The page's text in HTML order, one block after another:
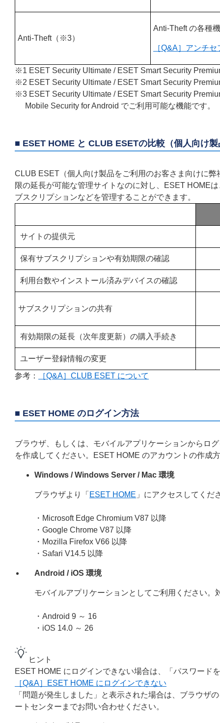
Anti-Theft（※3）
Anti-Theft の各種
［Q&A］アンチ
※1 ESET Security Ultimate / ESET Smart Security
※2 ESET Security Ultimate / ESET Smart Security
※3 ESET Security Ultimate / ESET Smart Security
Mobile Security for Android でご利用可能な機能です。
■ ESET HOME と CLUB ESETの比較（個人向け製
CLUB ESET（個人向け製品をご利用のお客さま向けに
限の延長が可能な管理サイトなのに対し、ESET HOME
ブスクリプションなどを管理することができます。
サイトの提供元
保有サブスクリプションや有効期限の確認
利用台数やインストール済みデバイスの確認
サブスクリプションの共有
有効期限の延長（次年度更新）の購入手続き
ユーザー登録情報の変更
参考： ［Q&A］CLUB ESET について
■ ESET HOME のログイン方法
ブラウザ、もしくは、モバイルアプリケーションからロ
を作成してください。ESET HOME のアカウントの作成
Windows / Windows Server / Mac 環境
ブラウザより「 ESET HOME 」にアクセスしてくだ
・Microsoft Edge Chromium V87 以降
・Google Chrome V87 以降
・Mozilla Firefox V66 以降
・Safari V14.5 以降
Android / iOS 環境
モバイルアプリケーションとしてご利用ください。
・Android 9 ～ 16
・iOS 14.0 ～ 26
ヒント
ESET HOME にログインできない場合は、「パスワード
［Q&A］ESET HOME にログインできない
「問題が発生しました」と表示された場合は、ブラウザ
ートセンターまでお問い合わせください。